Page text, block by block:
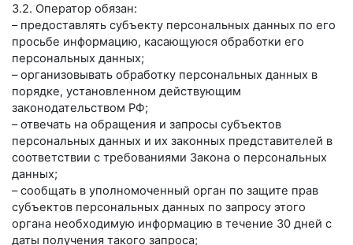
3.2. Оператор обязан:
– предоставлять субъекту персональных данных по его
просьбе информацию, касающуюся обработки его
персональных данных;
– организовывать обработку персональных данных в
порядке, установленном действующим
законодательством РФ;
– отвечать на обращения и запросы субъектов
персональных данных и их законных представителей в
соответствии с требованиями Закона о персональных
данных;
– сообщать в уполномоченный орган по защите прав
субъектов персональных данных по запросу этого
органа необходимую информацию в течение 30 дней с
даты получения такого запроса;